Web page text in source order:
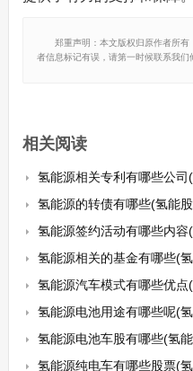
郑重声明：本文版权归原作者所
者信息标记有误，请第一时候联系我们
相关阅读
氢能源相关专利有哪些公
氢能源的转债有哪些(氢能
氢能源签约活动有哪些内容(
氢能源相关的基金有哪些(
氢能源汽车模式有哪些优点
氢能源电池用途有哪些呢(
氢能源电池车股有哪些(氢
氢能源纯电车有哪些股票(